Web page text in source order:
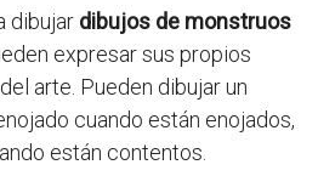
dibujar dibujos de monstruos
expresar sus propios
arte. Pueden dibujar un
cuando están enojados,
están contentos.